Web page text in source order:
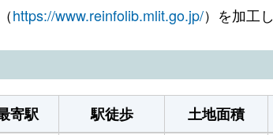
https://www.reinfolib.mlit.go.jp/）を加工
寄駅 駅徒歩 土地面積